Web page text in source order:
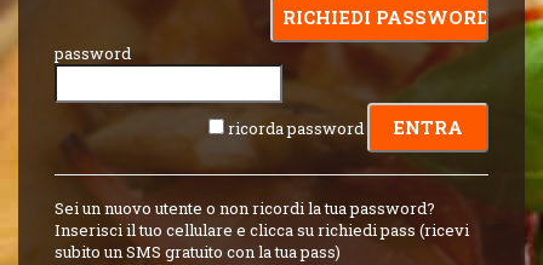
password
ricorda password
Sei un nuovo utente o non ricordi la tua password?
Inserisci il tuo cellulare e clicca su richiedi pass (ricevi
subito un SMS gratuito con la tua pass)